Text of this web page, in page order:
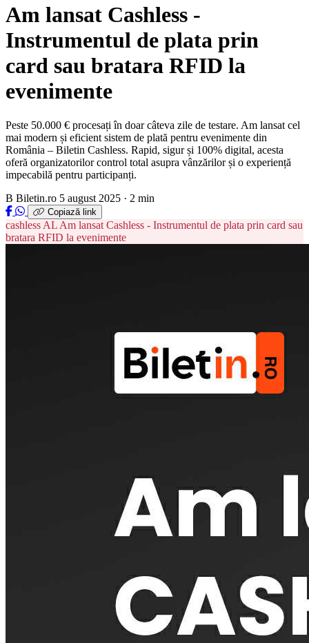
Am lansat Cashless -
Instrumentul de plata prin
card sau bratara RFID la
evenimente
Peste 50.000 € procesați în doar câteva zile de testare. Am lansat cel
mai modern și eficient sistem de plată pentru evenimente din
România – Biletin Cashless. Rapid, sigur și 100% digital, acesta
oferă organizatorilor control total asupra vânzărilor și o experiență
impecabilă pentru participanți.
B Biletin.ro 5 august 2025 · 2 min
Copiază link
cashless AL Am lansat Cashless - Instrumentul de plata prin card sau
bratara RFID la evenimente